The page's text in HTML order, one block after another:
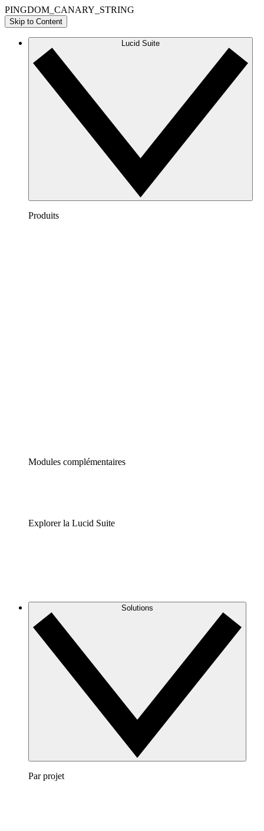
PINGDOM_CANARY_STRING
Skip to Content
Lucid Suite
Produits
Modules complémentaires
Explorer la Lucid Suite
Solutions
Par projet